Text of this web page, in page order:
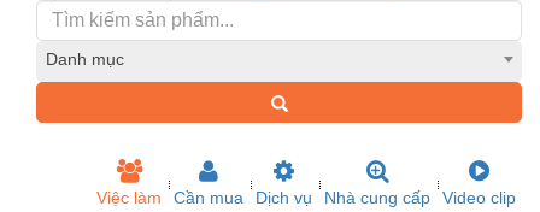
Danh mục
Việc làm Cần mua Dịch vụ Nhà cung cấp Video clip